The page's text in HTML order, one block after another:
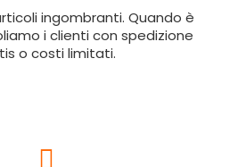
ingombranti. Quando è
i clienti con spedizione
o costi limitati.